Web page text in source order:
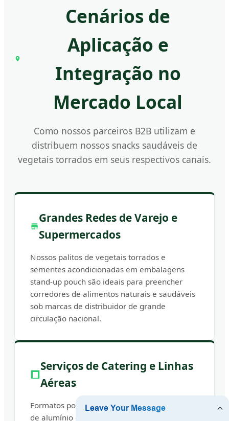
Cenários de
Aplicação e
Integração no
Mercado Local
Como nossos parceiros B2B utilizam e
distribuem nossos snacks saudáveis de
vegetais torrados em seus respectivos canais.
Grandes Redes de Varejo e
Supermercados
Nossos palitos de vegetais torrados e
sementes acondicionadas em embalagens
stand-up pouch são ideais para preencher
corredores de alimentos naturais e saudáveis
sob marcas de distribuidor de grande
circulação nacional.
Serviços de Catering e Linhas
Aéreas
Formatos porcionados em sachês individuais
de alumínio com injeção de nitrogênio